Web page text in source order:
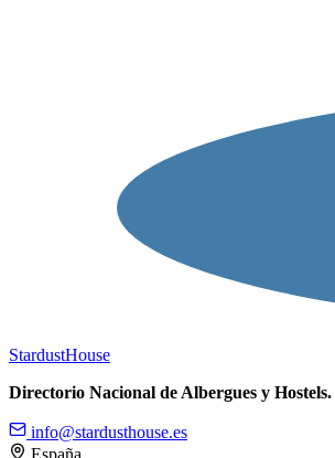
StardustHouse
Directorio Nacional de Albergues y Hostels.
info@stardusthouse.es